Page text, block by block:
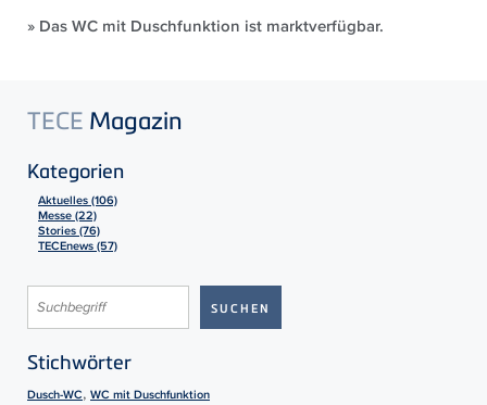
» Das WC mit Duschfunktion ist marktverfügbar.
TECE Magazin
Kategorien
Aktuelles (106)
Messe (22)
Stories (76)
TECEnews (57)
Stichwörter
Dusch-WC, WC mit Duschfunktion